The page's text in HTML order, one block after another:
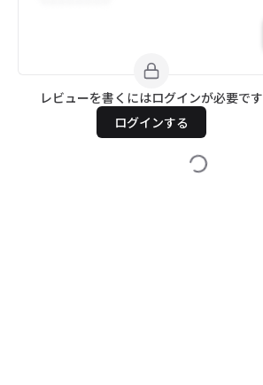
レビューを書くにはログインが必要です
ログインする